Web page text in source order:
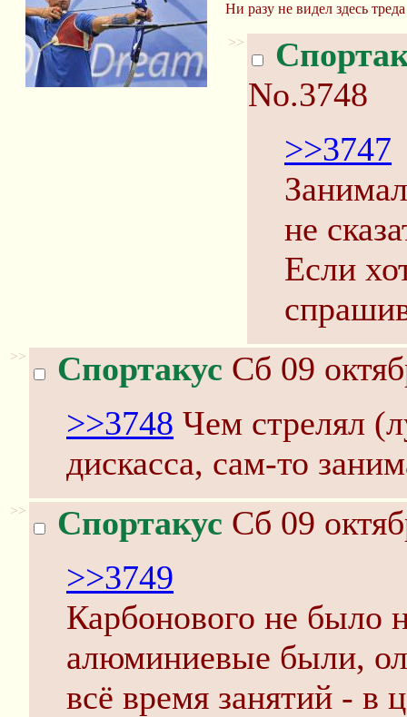
Ни разу не видел здесь
>>
No.3748
>>3747
не
Если
>> Спортакус Сб 09
>>3748 Чем стрелял
дискасса, сам-то
>> Спортакус Сб 09
>>3749
Карбонового не было
алюминиевые были,
всё время занятий - в